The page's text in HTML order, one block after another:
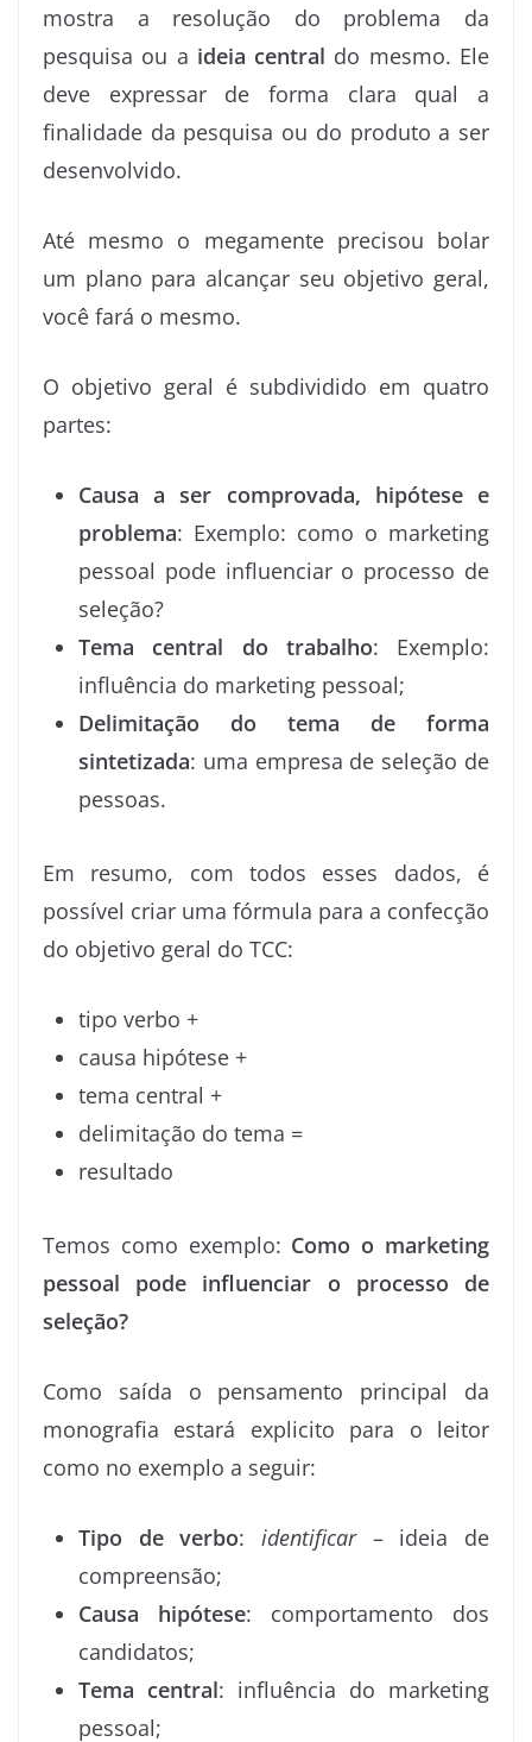
mostra a resolução do problema da
pesquisa ou a ideia central do mesmo. Ele
deve expressar de forma clara qual a
finalidade da pesquisa ou do produto a ser
desenvolvido.
Até mesmo o megamente precisou bolar
um plano para alcançar seu objetivo geral,
você fará o mesmo.
O objetivo geral é subdividido em quatro
partes:
Causa a ser comprovada, hipótese e
problema: Exemplo: como o marketing
pessoal pode influenciar o processo de
seleção?
Tema central do trabalho: Exemplo:
influência do marketing pessoal;
Delimitação do tema de forma
sintetizada: uma empresa de seleção de
pessoas.
Em resumo, com todos esses dados, é
possível criar uma fórmula para a confecção
do objetivo geral do TCC:
tipo verbo +
causa hipótese +
tema central +
delimitação do tema =
resultado
Temos como exemplo: Como o marketing
pessoal pode influenciar o processo de
seleção?
Como saída o pensamento principal da
monografia estará explicito para o leitor
como no exemplo a seguir:
Tipo de verbo:identificar– ideia de
compreensão;
Causa hipótese: comportamento dos
candidatos;
Tema central: influência do marketing
pessoal;